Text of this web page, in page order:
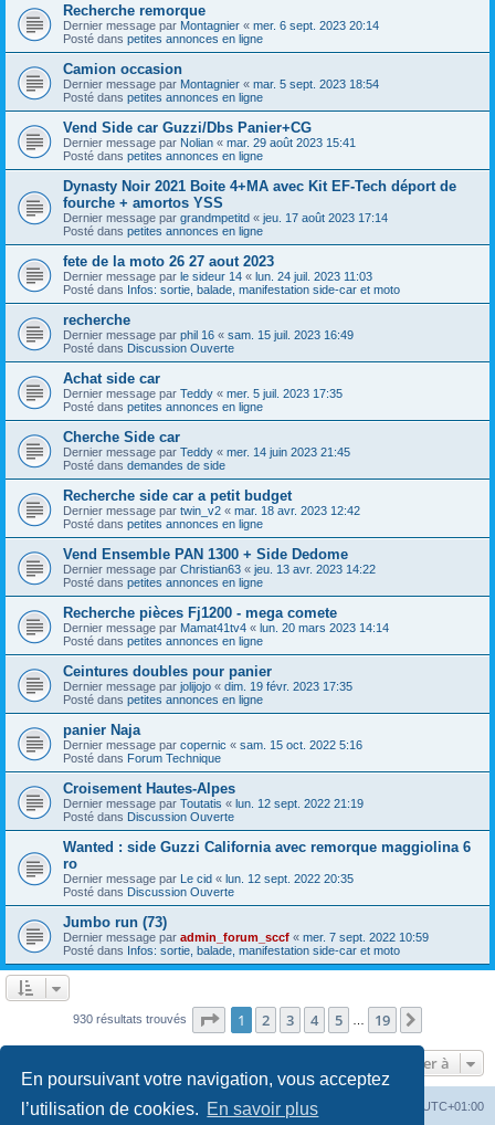
En poursuivant votre navigation, vous acceptez
l’utilisation de cookies. En savoir plus
Recherche remorque
Dernier message par Montagnier « mer. 6 sept. 2023 20:14
Posté dans petites annonces en ligne
Camion occasion
Dernier message par Montagnier « mar. 5 sept. 2023 18:54
Posté dans petites annonces en ligne
Vend Side car Guzzi/Dbs Panier+CG
Dernier message par Nolian « mar. 29 août 2023 15:41
Posté dans petites annonces en ligne
Dynasty Noir 2021 Boite 4+MA avec Kit EF-Tech déport de
fourche + amortos YSS
Dernier message par grandmpetitd « jeu. 17 août 2023 17:14
Posté dans petites annonces en ligne
fete de la moto 26 27 aout 2023
Dernier message par le sideur 14 « lun. 24 juil. 2023 11:03
Posté dans Infos: sortie, balade, manifestation side-car et moto
recherche
Dernier message par phil 16 « sam. 15 juil. 2023 16:49
Posté dans Discussion Ouverte
Achat side car
Dernier message par Teddy « mer. 5 juil. 2023 17:35
Posté dans petites annonces en ligne
Cherche Side car
Dernier message par Teddy « mer. 14 juin 2023 21:45
Posté dans demandes de side
Recherche side car a petit budget
Dernier message par twin_v2 « mar. 18 avr. 2023 12:42
Posté dans petites annonces en ligne
Vend Ensemble PAN 1300 + Side Dedome
Dernier message par Christian63 « jeu. 13 avr. 2023 14:22
Posté dans petites annonces en ligne
Recherche pièces Fj1200 - mega comete
Dernier message par Mamat41tv4 « lun. 20 mars 2023 14:14
Posté dans petites annonces en ligne
Ceintures doubles pour panier
Dernier message par jolijojo « dim. 19 févr. 2023 17:35
Posté dans petites annonces en ligne
panier Naja
Dernier message par copernic « sam. 15 oct. 2022 5:16
Posté dans Forum Technique
Croisement Hautes-Alpes
Dernier message par Toutatis « lun. 12 sept. 2022 21:19
Posté dans Discussion Ouverte
Wanted : side Guzzi California avec remorque maggiolina 6
ro
Dernier message par Le cid « lun. 12 sept. 2022 20:35
Posté dans Discussion Ouverte
Jumbo run (73)
Dernier message par admin_forum_sccf « mer. 7 sept. 2022 10:59
Posté dans Infos: sortie, balade, manifestation side-car et moto
930 résultats trouvés Page 1sur19
1 2 3 4 5 19
Aller à
Index du forum UTC+01:00